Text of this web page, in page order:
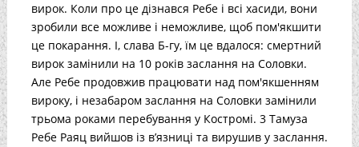
вирок. Коли про це дізнався Ребе і всі хасиди, вони
зробили все можливе і неможливе, щоб пом'якшити
це покарання. І, слава Б-гу, їм це вдалося: смертний
вирок замінили на 10 років заслання на Соловки.
Але Ребе продовжив працювати над пом'якшенням
вироку, і незабаром заслання на Соловки замінили
трьома роками перебування у Костромі. 3 Тамуза
Ребе Раяц вийшов із в’язниці та вирушив у заслання.